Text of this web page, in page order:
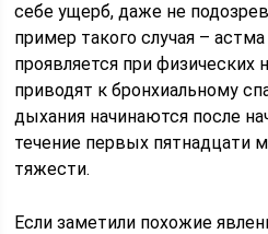
себе ущерб, даже не
пример такого случая –
проявляется при физических
приводят к бронхиальному
дыхания начинаются после
течение первых пятнадцати
тяжести.
Если заметили похожие